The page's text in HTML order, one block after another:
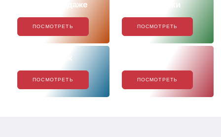
Скоро в продаже
ПОСМОТРЕТЬ
Наши новинки
ПОСМОТРЕТЬ
ПОСМОТРЕТЬ ПОСМОТРЕТЬ